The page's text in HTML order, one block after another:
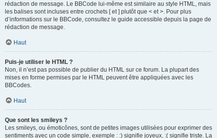
rédaction de message. Le BBCode lui-même est similaire au style HTML, mais
les balises sont incluses entre crochets [ et ] plutôt que < et >. Pour plus
d’informations sur le BBCode, consultez le guide accessible depuis la page de
rédaction de message.
Haut
Puis-je utiliser le HTML ?
Non, il n’est pas possible de publier du HTML sur ce forum. La plupart des
mises en forme permises par le HTML peuvent être appliquées avec les
BBCodes.
Haut
Que sont les smileys ?
Les smileys, ou émoticônes, sont de petites images utilisées pour exprimer des
sentiments avec un code simple, exemple : :) signifie joyeux, :( signifie triste. La